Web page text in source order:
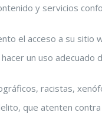
y servicios
el acceso a su
un uso
racistas,
que atenten